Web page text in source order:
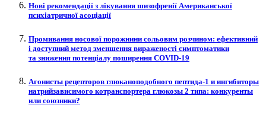
Нові рекомендації з лікування шизофренії Американської
психіатричної асоціації
Промивання носової порожнини сольовим розчином: ефективний
і доступний метод зменшення вираженості симптоматики
та зниження потенціалу поширення COVID‑19
Агонисты рецепторов глюканоподобного пептида‑1 и ингибиторы
натрийзависимого котранспортера глюкозы 2 типа: конкуренты
или союзники?